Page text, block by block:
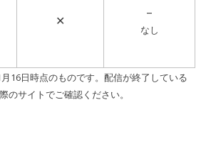
✕
–
なし
16日時点のものです。配信が終了している
のサイトでご確認ください。